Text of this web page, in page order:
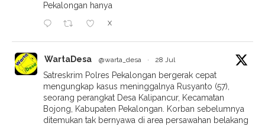
Pekalongan hanya
X
WartaDesa @warta_desa · 28 Jul
Satreskrim Polres Pekalongan bergerak cepat
mengungkap kasus meninggalnya Rusyanto (57),
seorang perangkat Desa Kalipancur, Kecamatan
Bojong, Kabupaten Pekalongan. Korban sebelumnya
ditemukan tak bernyawa di area persawahan belakang